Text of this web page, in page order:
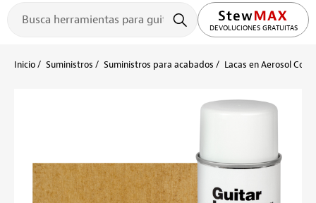
DEVOLUCIONES GRATUITAS
Inicio Suministros Suministros para acabados Lacas en Aerosol